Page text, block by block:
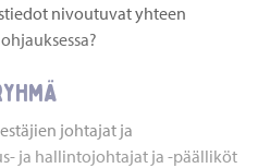
nivoutuvat yhteen
johtajat ja
ja hallintojohtajat ja -päälliköt